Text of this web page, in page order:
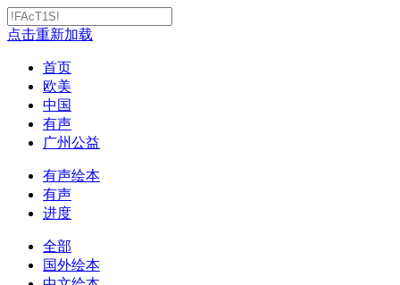
点击重新加载
首页
欧美
中国
有声
广州公益
有声绘本
有声
进度
全部
国外绘本